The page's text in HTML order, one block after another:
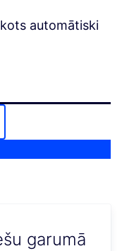
automātiski
garumā